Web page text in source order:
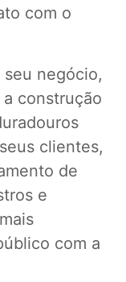
com o
negócio,
construção
clientes,
de
e
com a